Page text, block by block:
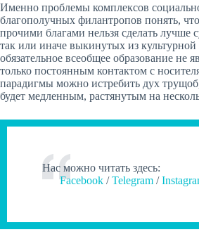
Именно проблемы комплексов
благополучных филантропов понять,
прочими благами нельзя сделать лучше
так или иначе выкинутых из
обязательное всеобщее образование не
только постоянным контактом с
парадигмы можно истребить дух
будет медленным, растянутым на
Нас можно читать здесь:
Facebook/Telegram/